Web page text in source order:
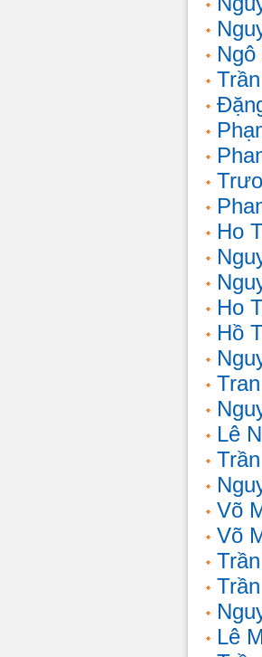
Ho
Ho
Hồ
Lê
Võ
Võ
Lê